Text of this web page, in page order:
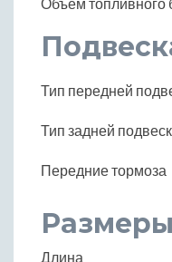
Тип передней
Тип задней
Передние тормоза
Длина